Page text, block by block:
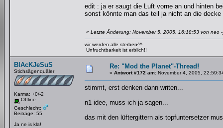
edit : ja er saugt die Luft vorne an und hinten
sonst könnte man das teil ja nicht an die decke
« Letzte Änderung: November 5, 2005, 16:18:53 von neo
wir werden alle sterben^^
Unfruchtbarkeit ist erblich!!
BlAcKJeSuS
Stichsägenquäler
Karma: +0/-2
Offline
Geschlecht:
Beiträge: 55
Ja ne is kla!
Re: "Mod the Planet"-Thread!
« Antwort #172 am: November 4, 2005,
stimmt, erst denken dann writen...
n1 idee, muss ich ja sagen...
das mit den lüftergittern als topfuntersetzer